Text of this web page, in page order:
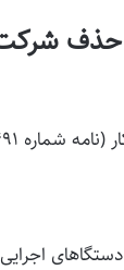
حذف
دبير هيأت دولت)